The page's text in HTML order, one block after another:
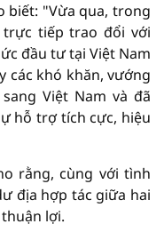
biết: "Vừa qua, trong
tiếp trao đổi với
đầu tư tại Việt Nam
các khó khăn, vướng
Việt Nam và đã
hỗ trợ tích cực, hiệu
rằng, cùng với tình
địa hợp tác giữa hai
lợi.